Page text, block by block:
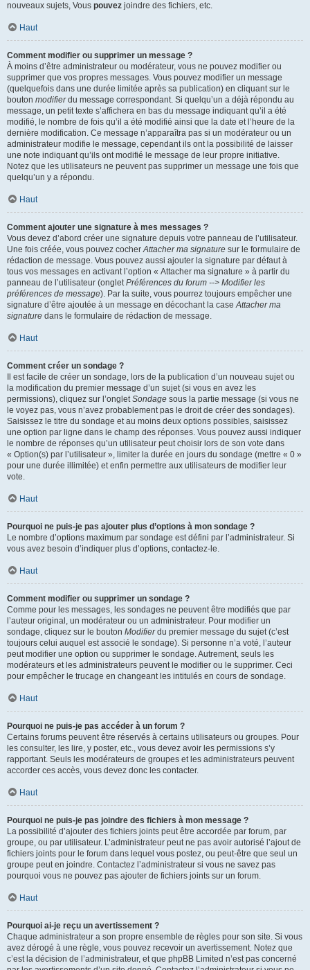
nouveaux sujets, Vous pouvez joindre des fichiers, etc.
Haut
Comment modifier ou supprimer un message ?
À moins d’être administrateur ou modérateur, vous ne pouvez modifier ou
supprimer que vos propres messages. Vous pouvez modifier un message
(quelquefois dans une durée limitée après sa publication) en cliquant sur le
bouton modifierdu message correspondant. Si quelqu’un a déjà répondu au
message, un petit texte s’affichera en bas du message indiquant qu’il a été
modifié, le nombre de fois qu’il a été modifié ainsi que la date et l’heure de la
dernière modification. Ce message n’apparaîtra pas si un modérateur ou un
administrateur modifie le message, cependant ils ont la possibilité de laisser
une note indiquant qu’ils ont modifié le message de leur propre initiative.
Notez que les utilisateurs ne peuvent pas supprimer un message une fois que
quelqu’un y a répondu.
Haut
Comment ajouter une signature à mes messages ?
Vous devez d’abord créer une signature depuis votre panneau de l’utilisateur.
Une fois créée, vous pouvez cocherAttacher ma signature sur le formulaire de
rédaction de message. Vous pouvez aussi ajouter la signature par défaut à
tous vos messages en activant l’option « Attacher ma signature » à partir du
panneau de l’utilisateur (ongletPréférences du forum --> Modifier les
préférences de message). Par la suite, vous pourrez toujours empêcher une
signature d’être ajoutée à un message en décochant la caseAttacher ma
signature dans le formulaire de rédaction de message.
Haut
Comment créer un sondage ?
Il est facile de créer un sondage, lors de la publication d’un nouveau sujet ou
la modification du premier message d’un sujet (si vous en avez les
permissions), cliquez sur l’ongletSondage sous la partie message (si vous ne
le voyez pas, vous n’avez probablement pas le droit de créer des sondages).
Saisissez le titre du sondage et au moins deux options possibles, saisissez
une option par ligne dans le champ des réponses. Vous pouvez aussi indiquer
le nombre de réponses qu’un utilisateur peut choisir lors de son vote dans
« Option(s) par l’utilisateur », limiter la durée en jours du sondage (mettre « 0 »
pour une durée illimitée) et enfin permettre aux utilisateurs de modifier leur
vote.
Haut
Pourquoi ne puis-je pas ajouter plus d’options à mon sondage ?
Le nombre d’options maximum par sondage est défini par l’administrateur. Si
vous avez besoin d’indiquer plus d’options, contactez-le.
Haut
Comment modifier ou supprimer un sondage ?
Comme pour les messages, les sondages ne peuvent être modifiés que par
l’auteur original, un modérateur ou un administrateur. Pour modifier un
sondage, cliquez sur le bouton Modifierdu premier message du sujet (c’est
toujours celui auquel est associé le sondage). Si personne n’a voté, l’auteur
peut modifier une option ou supprimer le sondage. Autrement, seuls les
modérateurs et les administrateurs peuvent le modifier ou le supprimer. Ceci
pour empêcher le trucage en changeant les intitulés en cours de sondage.
Haut
Pourquoi ne puis-je pas accéder à un forum ?
Certains forums peuvent être réservés à certains utilisateurs ou groupes. Pour
les consulter, les lire, y poster, etc., vous devez avoir les permissions s’y
rapportant. Seuls les modérateurs de groupes et les administrateurs peuvent
accorder ces accès, vous devez donc les contacter.
Haut
Pourquoi ne puis-je pas joindre des fichiers à mon message ?
La possibilité d’ajouter des fichiers joints peut être accordée par forum, par
groupe, ou par utilisateur. L’administrateur peut ne pas avoir autorisé l’ajout de
fichiers joints pour le forum dans lequel vous postez, ou peut-être que seul un
groupe peut en joindre. Contactez l’administrateur si vous ne savez pas
pourquoi vous ne pouvez pas ajouter de fichiers joints sur un forum.
Haut
Pourquoi ai-je reçu un avertissement ?
Chaque administrateur a son propre ensemble de règles pour son site. Si vous
avez dérogé à une règle, vous pouvez recevoir un avertissement. Notez que
c’est la décision de l’administrateur, et que phpBB Limited n’est pas concerné